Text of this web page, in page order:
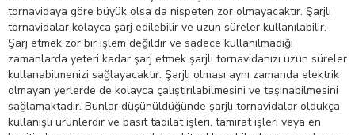
tornavidaya göre büyük olsa da nispeten zor olmayacaktır. Şarjlı
tornavidalar kolayca şarj edilebilir ve uzun süreler kullanılabilir.
Şarj etmek zor bir işlem değildir ve sadece kullanılmadığı
zamanlarda yeteri kadar şarj etmek şarjlı tornavidanızı uzun süreler
kullanabilmenizi sağlayacaktır. Şarjlı olması aynı zamanda elektrik
olmayan yerlerde de kolayca çalıştırılabilmesini ve taşınabilmesini
sağlamaktadır. Bunlar düşünüldüğünde şarjlı tornavidalar oldukça
kullanışlı ürünlerdir ve basit tadilat işleri, tamirat işleri veya en